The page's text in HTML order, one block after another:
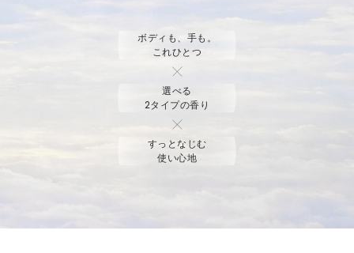
ボディも、手も。
これひとつ
選べる
2タイプの香り
すっとなじむ
使い心地